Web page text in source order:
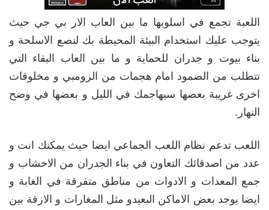
اللعبة تجمع في اسلوبها ما بين العاب الار بي جي حيث
يتوجب عليك استخدام البيئة المحيطة بك لنصع الاسلحة و
بناء بيوت و جدران للحماية و ما بين العاب البقاء التي
تتطلب من الصمود امام هجمات من الزومبي و مخلوقات
اخرى غريبة بعضها سيهاجمك في الليل و بعضها في وضح
النهار.
اللعب تدعم نظام اللعب الجماعي ايضا حيث يمكنك انت و
عدد من اصدقائك التعاون في بناء الجدران من الاخشاب و
جمع المعدات و الادوات من مناطق متفرقة في الغابة و
ايضا يوجد بعض الاماكن البعيدو مثل المغارات و الازقة بين